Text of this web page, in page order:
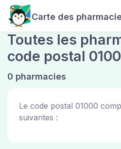
Carte des
Toutes les
code postal
0 pharmacies
Le code postal 01000
suivantes :